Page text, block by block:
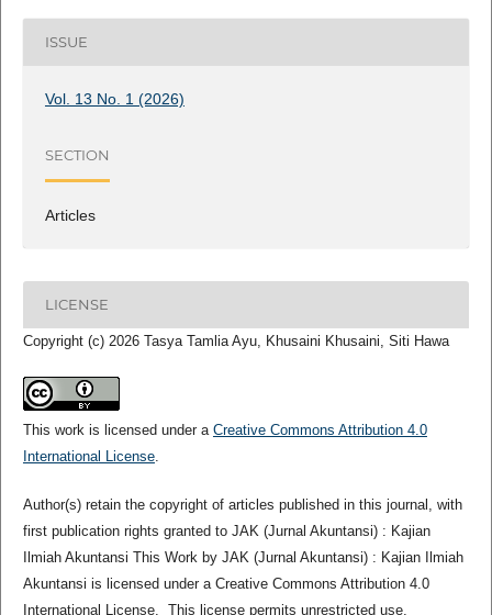
ISSUE
Vol. 13 No. 1 (2026)
SECTION
Articles
LICENSE
Copyright (c) 2026 Tasya Tamlia Ayu, Khusaini Khusaini, Siti Hawa
This work is licensed under a Creative Commons Attribution 4.0
International License.
Author(s) retain the copyright of articles published in this journal, with
first publication rights granted to JAK (Jurnal Akuntansi) : Kajian
Ilmiah Akuntansi This Work by JAK (Jurnal Akuntansi) : Kajian Ilmiah
Akuntansi is licensed under a Creative Commons Attribution 4.0
International License. This license permits unrestricted use,